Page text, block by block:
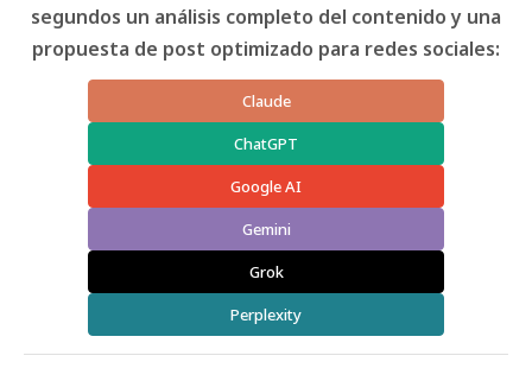
segundos un análisis completo del contenido y una
propuesta de post optimizado para redes sociales:
Claude
ChatGPT
Google AI
Gemini
Grok
Perplexity